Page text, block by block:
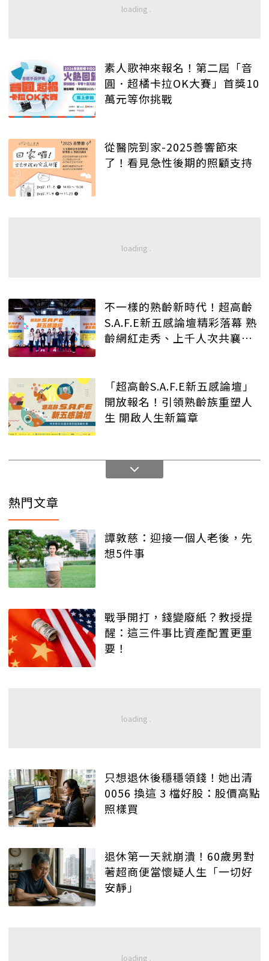
素人歌神來報名！第二屆「音
圓．超橘卡拉OK大賽」首獎10
萬元等你挑戰
從醫院到家-2025善響節來
了！看見急性後期的照顧支持
不一樣的熟齡新時代！超高齡
S.A.F.E新五感論壇精彩落幕 熟
齡網紅走秀、上千人次共襄盛
「超高齡S.A.F.E新五感論壇」
開放報名！引領熟齡族重塑人
生 開啟人生新篇章
熱門文章
譚敦慈：迎接一個人老後，先
想5件事
戰爭開打，錢變廢紙？教授提
醒：這三件事比資產配置更重
要！
只想退休後穩穩領錢！她出清
0056 換這 3 檔好股：股價高點
照樣買
退休第一天就崩潰！60歲男對
著超商便當懷疑人生「一切好
安靜」